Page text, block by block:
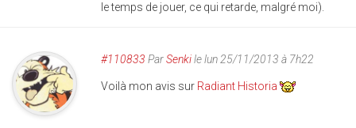
le temps de jouer, ce qui retarde, malgré moi).
#110833 ParSenkile lun 25/11/2013 à 7h22
Voilà mon avis sur Radiant Historia